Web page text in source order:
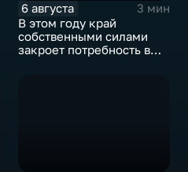
6 августа
3 мин
В этом году край
собственными силами
закроет потребность в